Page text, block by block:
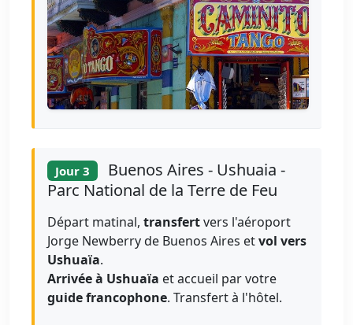
Jour 3
Buenos Aires - Ushuaia -
Parc National de la Terre de Feu
Départ matinal, transfertvers l'aéroport
Jorge Newberry de Buenos Aires etvol vers
Ushuaïa.
Arrivée à Ushuaïa et accueil par votre
guide francophone. Transfert à l'hôtel.